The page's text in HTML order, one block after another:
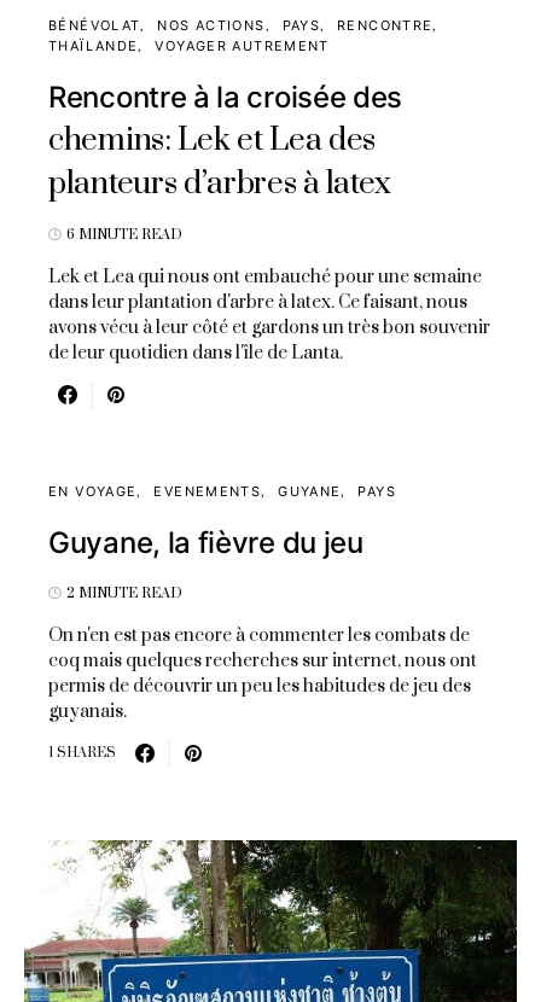
BÉNÉVOLAT NOS ACTIONS PAYS
RENCONTRE
THAÏLANDE
VOYAGER AUTREMENT
Rencontre à la croisée des
chemins: Lek et Lea des
planteurs d’arbres à latex
6 MINUTE READ
Lek et Lea qui nous ont embauché pour une semaine
dans leur plantation d'arbre à latex. Ce faisant, nous
avons vécu à leur côté et gardons un très bon souvenir
de leur quotidien dans l'île de Lanta.
EN VOYAGE EVENEMENTS GUYANE PAYS
Guyane, la fièvre du jeu
2 MINUTE READ
On n'en est pas encore à commenter les combats de
coq mais quelques recherches sur internet, nous ont
permis de découvrir un peu les habitudes de jeu des
guyanais.
1 SHARES